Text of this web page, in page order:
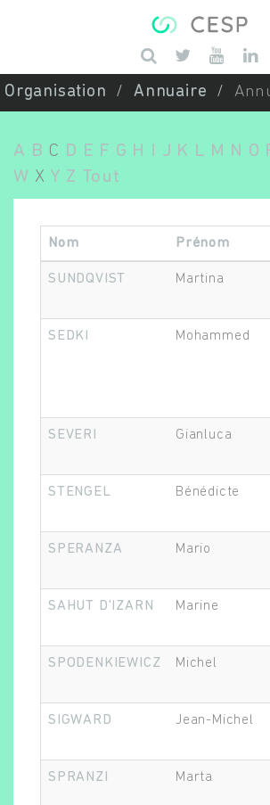
Saisissez
Organisation Annuaire
A B C D E F G H J K L M N O
W X Y Z Tout
Nom Prénom
SUNDQVIST Martina
SEDKI Mohammed
SEVERI Gianluca
STENGEL Bénédicte
SPERANZA Mario
SAHUT D'IZARN Marine
SPODENKIEWICZ Michel
SIGWARD Jean-Michel
SPRANZI Marta